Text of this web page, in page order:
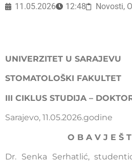
11.05.2026 12:48 Novosti,
UNIVERZITET U SARAJEVU
STOMATOLOŠKI FAKULTET
III CIKLUS STUDIJA –
Sarajevo, 11.05.2026.godine
O B A V J E Š
Dr. Senka Serhatlić,